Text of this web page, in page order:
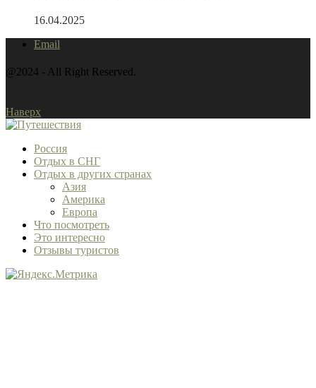
16.04.2025
Email
@2024 - All Right Reserved.
Наверх
Россия
Отдых в СНГ
Отдых в других странах
Азия
Америка
Европа
Что посмотреть
Это интересно
Отзывы туристов